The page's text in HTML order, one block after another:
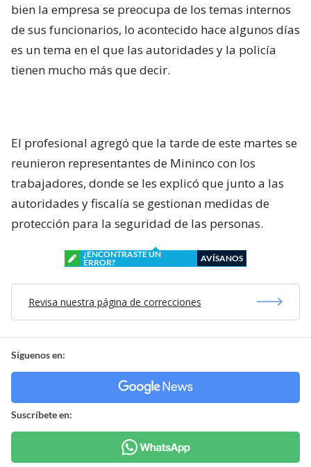
bien la empresa se preocupa de los temas internos
de sus funcionarios, lo acontecido hace algunos días
es un tema en el que las autoridades y la policía
tienen mucho más que decir.
El profesional agregó que la tarde de este martes se
reunieron representantes de Mininco con los
trabajadores, donde se les explicó que junto a las
autoridades y fiscalía se gestionan medidas de
protección para la seguridad de las personas.
¿ENCONTRASTE UN
ERROR?
AVÍSANOS
Revisa nuestra página de correcciones
Síguenos en:
Suscríbete en: